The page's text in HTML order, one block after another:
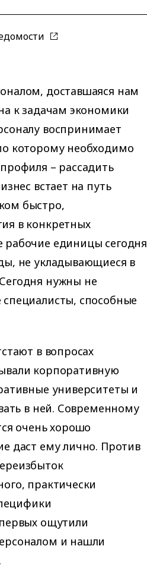
доставшаяся нам
к задачам экономики
воспринимает
которому необходимо
– рассадить
встает на путь
быстро,
в конкретных
единицы сегодня
не укладывающиеся в
нужны не
способные
в вопросах
корпоративную
университеты и
в ней. Современному
очень хорошо
даст ему лично. Против
практически
ощутили
и нашли